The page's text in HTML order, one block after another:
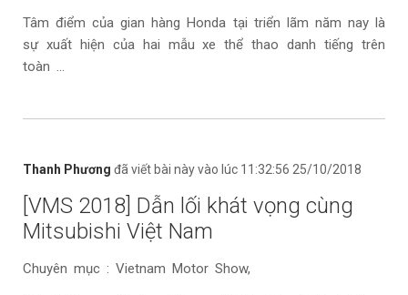
Tâm điểm của gian hàng Honda tại triển lãm năm nay là
sự xuất hiện của hai mẫu xe thể thao danh tiếng trên
toàn ...
Thanh Phương đã viết bài này vào lúc 11:32:56 25/10/2018
[VMS 2018] Dẫn lối khát vọng cùng
Mitsubishi Việt Nam
Chuyên mục : Vietnam Motor Show,